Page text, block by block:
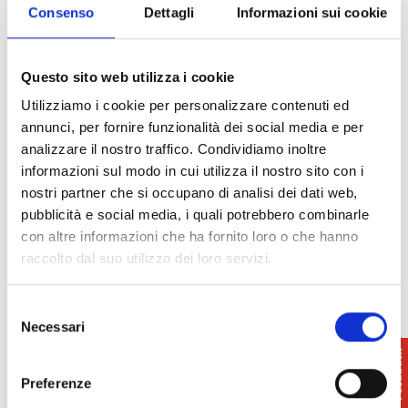
Consenso Dettagli Informazioni sui cookie
Questo sito web utilizza i cookie
Utilizziamo i cookie per personalizzare contenuti ed
annunci, per fornire funzionalità dei social media e per
analizzare il nostro traffico. Condividiamo inoltre
informazioni sul modo in cui utilizza il nostro sito con i
nostri partner che si occupano di analisi dei dati web,
pubblicità e social media, i quali potrebbero combinarle
con altre informazioni che ha fornito loro o che hanno
raccolto dal suo utilizzo dei loro servizi.
delNecessari
Preferenze
Parco di San Rossore – ©Massimo Lenzo
sempre
dai pisani per scampagnate e pic-nic, la Tenuta
offre la possibilità di immergersi in una natura
ricca di flora e di fauna.
L’accesso è libero solo in alcune zone: quella di
Cascine Vecchie dove si trova ilCentro Visite,che
organizza escursioni guidate apiedi, inbici, a
cavallo, in treninoominibusecologico
accompagnando i visitatori lungo alcune strade
bianche come la via del Gombo che porta fino al
mare. Durante le escursioni si possono vedere dal
vivo daini, cinghiali, cavalli e altri animali qui
allevati tra cui i dromedari.
dal Casale
della Sterpaia tra bellissimi viali alberati ai sentieri